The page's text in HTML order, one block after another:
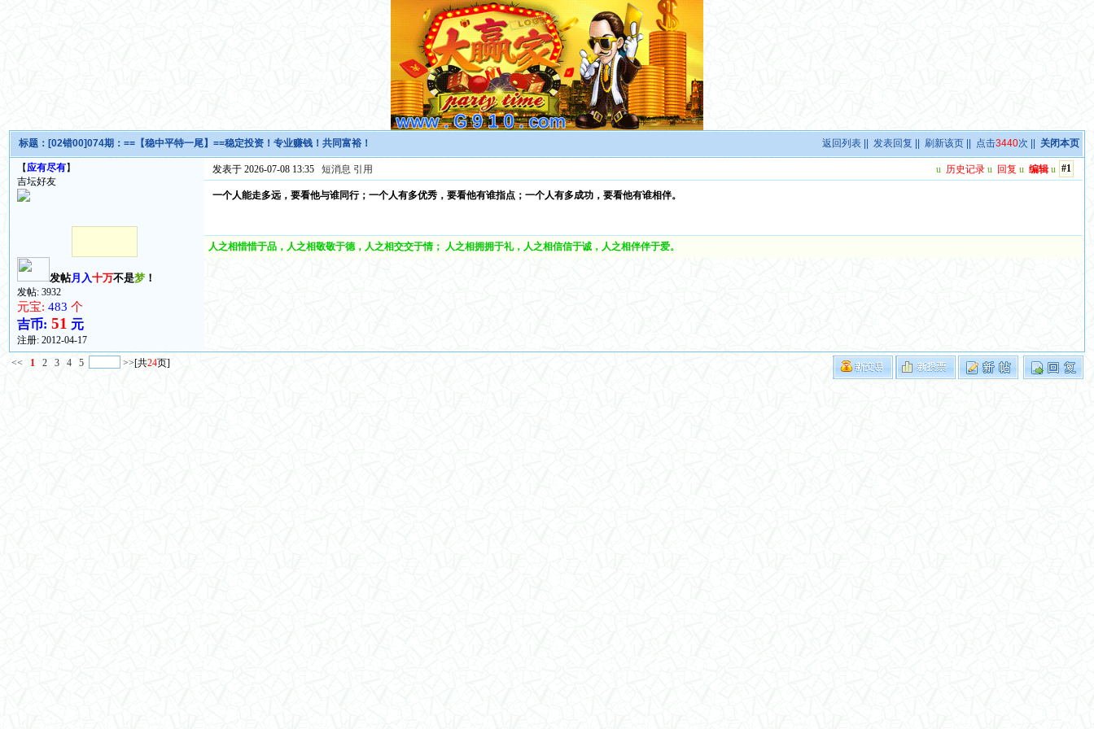
返回列表 ||发表回复 ||刷新该页 || 点击3440次 || 关闭本页
标题： [02错00]074期：==【稳中平特一尾】==稳定投资！专业赚钱！共同富裕！
【应有尽有】
吉坛好友
发帖月入十万不是梦 ！
发帖: 3932
元宝: 483个
吉币: 51 元
注册:2012-04-17
#1
u 历史记录 u 回复 u 编辑 u
发表于 2026-07-08 13:35短消息 引用
一个人能走多远，要看他与谁同行；一个人有多优秀，要看他有谁指点；一个人有多成功，要看他有谁相伴。
人之相惜惜于品，人之相敬敬于德，人之相交交于情； 人之相拥拥于礼，人之相信信于诚，人之相伴伴于爱。
<< 1 2 3 4 5 >>[共24页]